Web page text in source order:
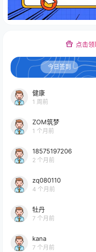
点击领
今日签到
健康
1 周前
ZOM筑梦
1 个月前
18575197206
2 个月前
zq080110
4 个月前
牡丹
7 个月前
kana
7 个月前